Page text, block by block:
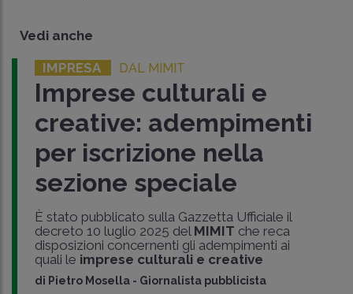
Vedi anche
IMPRESA DAL MIMIT
Imprese culturali e
creative: adempimenti
per iscrizione nella
sezione speciale
È stato pubblicato sulla Gazzetta Ufficiale il
decreto 10 luglio 2025 del MIMIT che reca
disposizioni concernenti gli adempimenti ai
quali le imprese culturali e creative
di Pietro Mosella - Giornalista pubblicista